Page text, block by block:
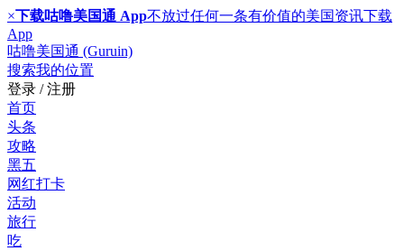
×下载咕噜美国通 App不放过任何一条有价值的美国资讯下载
App
咕噜美国通 (Guruin)
搜索我的位置
登录 / 注册
首页
头条
攻略
黑五
网红打卡
活动
旅行
吃